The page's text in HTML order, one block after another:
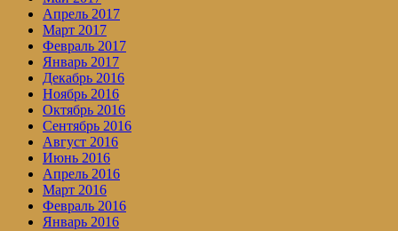
Апрель 2017
Март 2017
Февраль 2017
Январь 2017
Декабрь 2016
Ноябрь 2016
Октябрь 2016
Сентябрь 2016
Август 2016
Июнь 2016
Апрель 2016
Март 2016
Февраль 2016
Январь 2016